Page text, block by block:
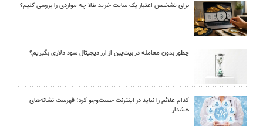
برای تشخیص اعتبار یک سایت خرید طلا چه مواردی را بررسی کنیم؟
چطور بدون معامله در بیت‌پین از ارز دیجیتال سود دلاری بگیریم؟
کدام علائم را نباید در اینترنت جست‌وجو کرد؛ فهرست نشانه‌های
هشدار